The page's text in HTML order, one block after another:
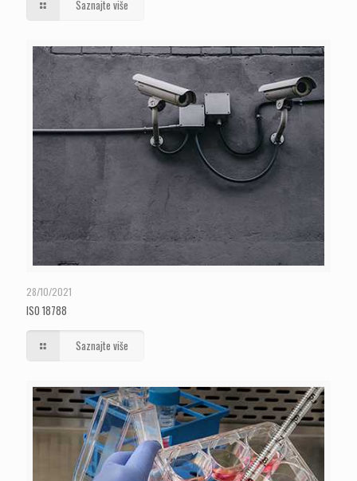
Usklađenost sa propisima i zakonodavstvom:
se primenjivati u budućnosti.
Laka implementacija i integracija sa drugim ISO standardima:
organizacije svih veličina i složenosti mogu primeniti ISO 22716, koji je takođe
dizajniran za laku integraciju sa drugim standardima kao što su ISO 9001,
, pa čak i sa Evropskom uredbom 1223, koja reguliše aktivnosti kompanija u
sektoru.
Saznajte više
28/10/2021
ISO 18788
Saznajte više